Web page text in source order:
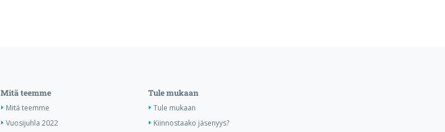
Mitä teemme
Mitä teemme
Vuosijuhla 2022
Tule mukaan
Tule mukaan
Kiinnostaako jäsenyys?